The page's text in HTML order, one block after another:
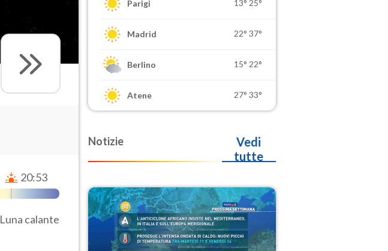
20:53
Luna calante
Parigi 13° 25°
Madrid 22° 37°
Berlino 15° 22°
Atene 27° 33°
Notizie
Vedi
tutte